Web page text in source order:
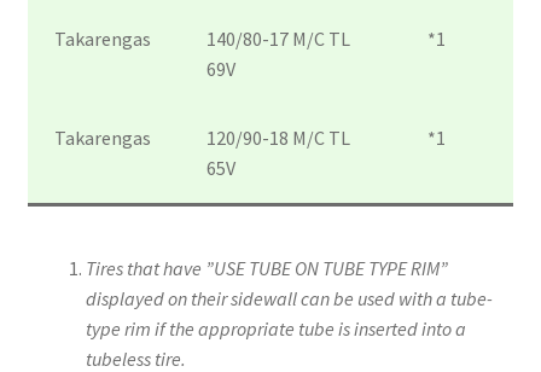
Takarengas
140/80-17 M/C TL
69V
*1
Takarengas
120/90-18 M/C TL
65V
*1
Tires that have ”USE TUBE ON TUBE TYPE RIM”
displayed on their sidewall can be used with a tube-
type rim if the appropriate tube is inserted into a
tubeless tire.